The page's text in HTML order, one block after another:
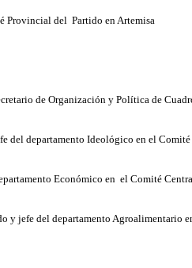
Provincial del Partido en Artemisa
de Organización y Política de
del departamento Ideológico en el
Económico en el Comité
y jefe del departamento Agroalimentario